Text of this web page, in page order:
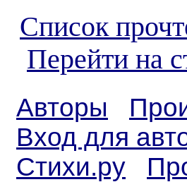
Список
Перейти на
Авторы
Вход для
Стихи.ру